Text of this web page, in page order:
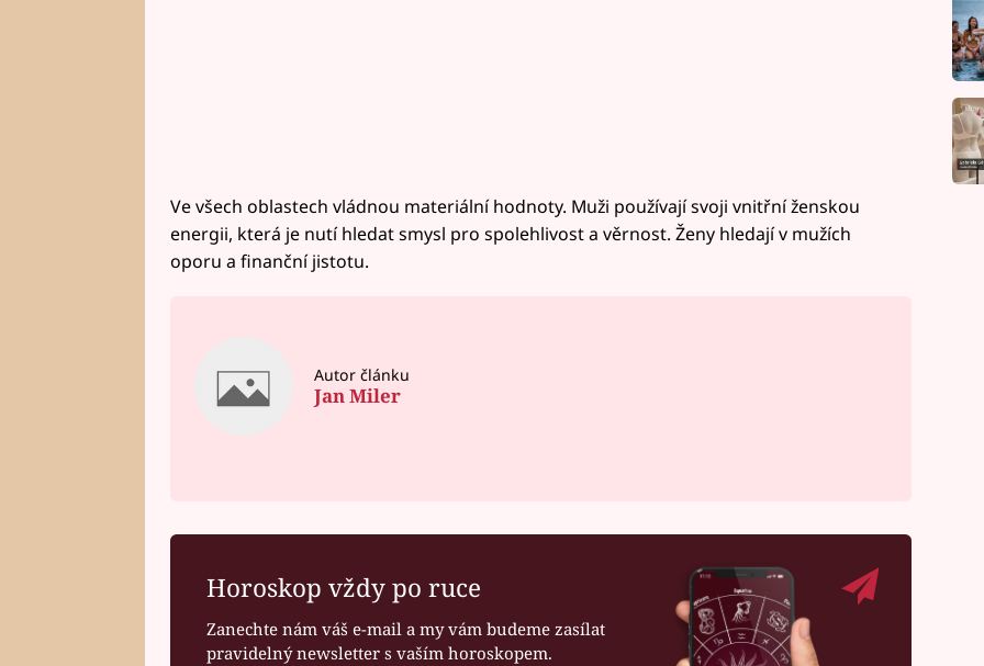
Ve všech oblastech vládnou materiální hodnoty. Muži používají svoji vnitřní ženskou
energii, která je nutí hledat smysl pro spolehlivost a věrnost. Ženy hledají v mužích
oporu a finanční jistotu.
Autor článku
Jan Miler
Horoskop vždy po ruce
Zanechte nám váš e-mail a my vám budeme zasílat
pravidelný newsletter s vaším horoskopem.